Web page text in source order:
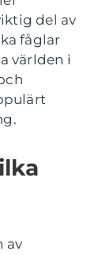
del av
fåglar
världen i
av